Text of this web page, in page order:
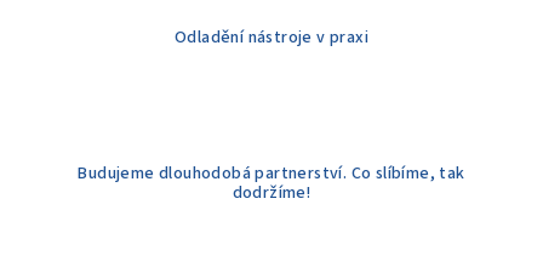
Odladění nástroje v praxi
Budujeme dlouhodobá partnerství. Co slíbíme, tak
dodržíme!